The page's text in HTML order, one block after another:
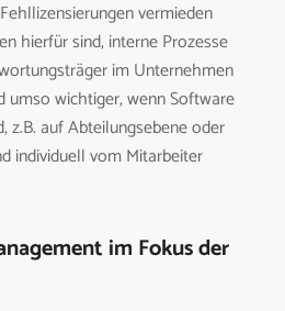
vermieden
hierfür sind, interne Prozesse
im Unternehmen
umso wichtiger, wenn Software
z.B. auf Abteilungsebene oder
individuell vom Mitarbeiter
im Fokus der